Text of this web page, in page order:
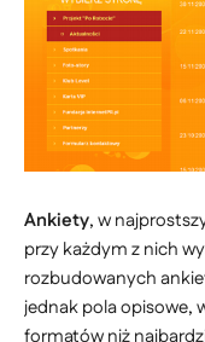
Ankiety, w
przy każdym z nich
rozbudowanych
jednak pola opisowe,
formatów niż